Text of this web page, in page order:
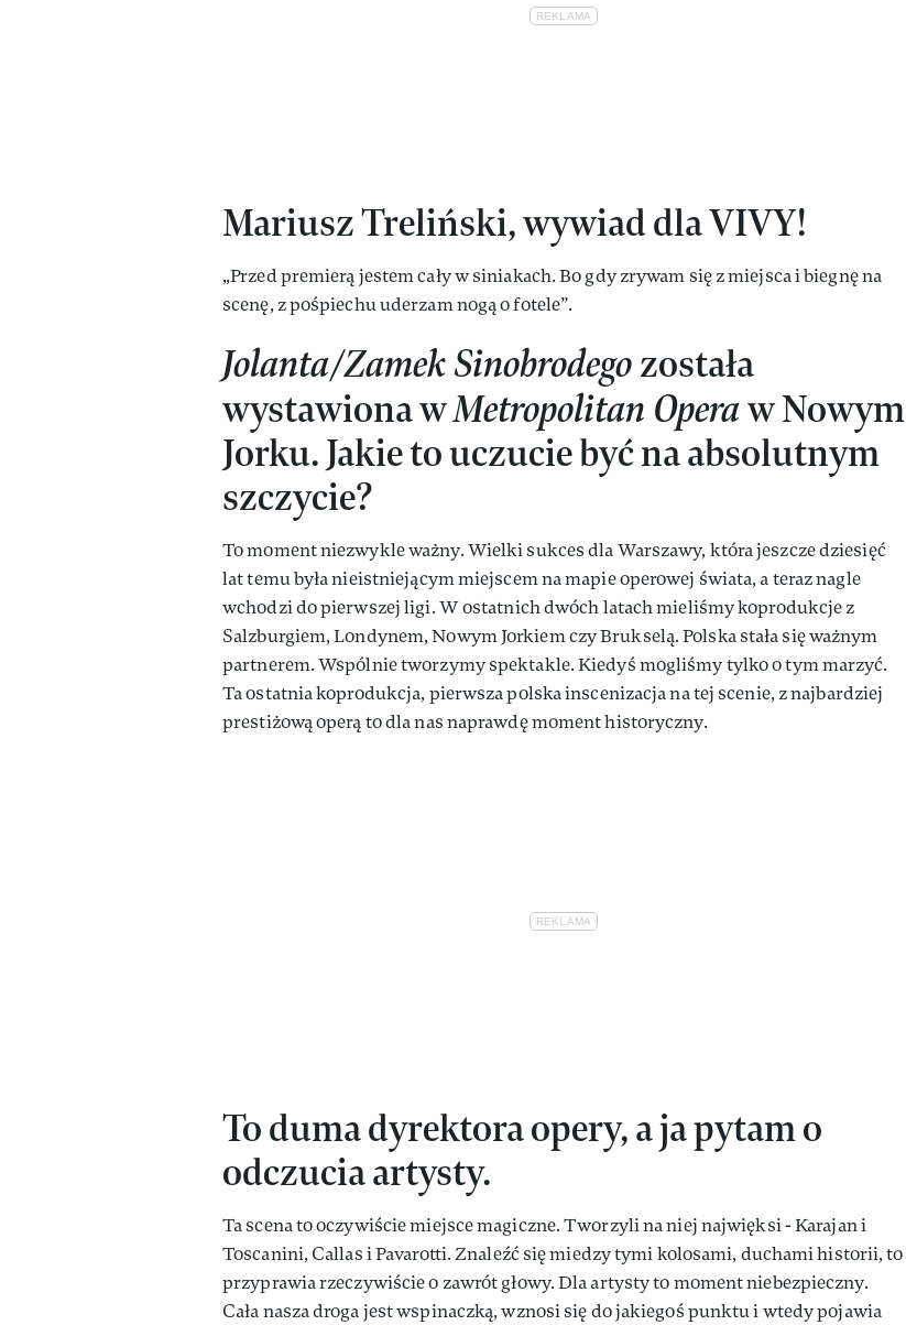
Mariusz Treliński, wywiad dla VIVY!
„Przed premierą jestem cały w siniakach. Bo gdy zrywam się z miejsca i biegnę na
scenę, z pośpiechu uderzam nogą o fotele”.
Jolanta/Zamek Sinobrodegozostała
wystawiona wMetropolitan Operaw Nowym
Jorku. Jakie to uczucie być na absolutnym
szczycie?
To moment niezwykle ważny. Wielki sukces dla Warszawy, która jeszcze dziesięć
lat temu była nieistniejącym miejscem na mapie operowej świata, a teraz nagle
wchodzi do pierwszej ligi. W ostatnich dwóch latach mieliśmy koprodukcje z
Salzburgiem, Londynem, Nowym Jorkiem czy Brukselą. Polska stała się ważnym
partnerem. Wspólnie tworzymy spektakle. Kiedyś mogliśmy tylko o tym marzyć.
Ta ostatnia koprodukcja, pierwsza polska inscenizacja na tej scenie, z najbardziej
prestiżową operą to dla nas naprawdę moment historyczny.
To duma dyrektora opery, a ja pytam o
odczucia artysty.
Ta scena to oczywiście miejsce magiczne. Tworzyli na niej najwięksi - Karajan i
Toscanini, Callas i Pavarotti. Znaleźć się miedzy tymi kolosami, duchami historii, to
przyprawia rzeczywiście o zawrót głowy. Dla artysty to moment niebezpieczny.
Cała nasza droga jest wspinaczką, wznosi się do jakiegoś punktu i wtedy pojawia